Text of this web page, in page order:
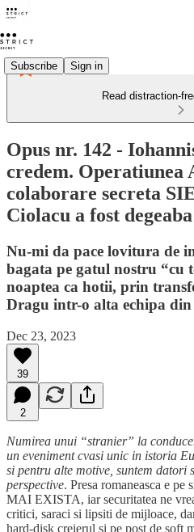
Subscribe Sign in
Read distraction-
Opus nr. 142 -
credem. Operatiunea
colaborare secreta
Ciolacu a fost
Nu-mi da pace lovitura de
bagata pe gatul nostru
noaptea ca hotii, prin
Dragu intr-o alta echipa
Dec 23, 2023
39
2
Numirea unui “stranier” la
un eveniment cvasi unic in istoria
si pentru alte motive, suntem
perspective. Presa romaneasca e
MAI EXISTA, iar securitatea ne
critici, saraci si lipsiti de mijloace,
hard-disk creierul si pe post de soft